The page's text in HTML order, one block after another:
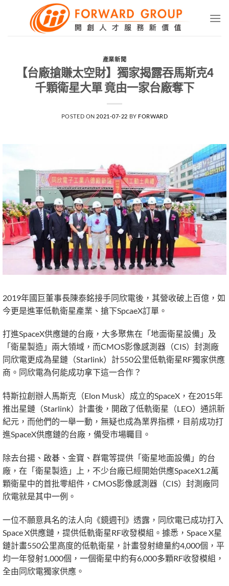
產業新聞
【台廠搶賺太空財】獨家揭露吞馬斯克4
千顆衛星大單 竟由一家台廠奪下
POSTED ON 2021-07-22 BY FORWARD
2019年國巨董事長陳泰銘接手同欣電後，其營收破上百億，如
今更是進軍低軌衛星產業、搶下SpcaeX訂單。
打進SpaceX供應鏈的台廠，大多聚焦在「地面衛星設備」及
「衛星製造」兩大領域，而CMOS影像感測器（CIS）封測廠
同欣電更成為星鏈（Starlink）計550公里低軌衛星RF獨家供應
商。同欣電為何能成功拿下這一合作？
特斯拉創辦人馬斯克（Elon Musk）成立的SpaceX，在2015年
推出星鏈（Starlink）計畫後，開啟了低軌衛星（LEO）通訊新
紀元，而他們的一舉一動，無疑也成為業界指標，目前成功打
進SpaceX供應鏈的台廠，備受市場矚目。
除去台揚、啟碁、金寶、群電等提供「衛星地面設備」的台
廠，在「衛星製造」上，不少台廠已經開始供應SpaceX1.2萬
顆衛星中的首批零組件，CMOS影像感測器（CIS）封測廠同
欣電就是其中一例。
一位不願意具名的法人向《鏡週刊》透露，同欣電已成功打入
Space X供應鏈，提供低軌衛星RF收發模組。據悉，Space X星
鏈計畫550公里高度的低軌衛星，計畫發射總量約4,000個，平
均一年發射1,000個，一個衛星中約有6,000多顆RF收發模組，
全由同欣電獨家供應。